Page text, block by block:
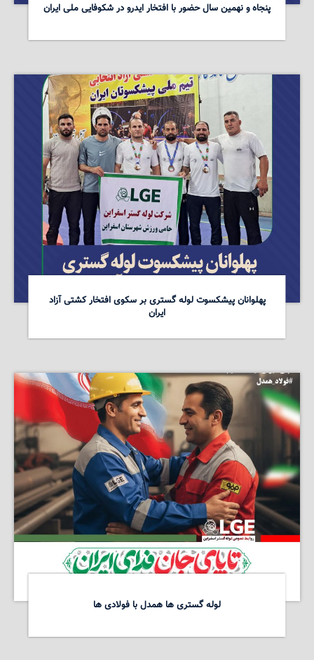
پنجاه و نهمین سال حضور با افتخار ایدرو در شکوفایی ملی ایران
پهلوانان پیشکسوت لوله گستری بر سکوی افتخار کشتی آزاد
ایران
لوله گستری ها همدل با فولادی ها